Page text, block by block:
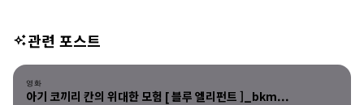
관련 포스트
영화
영화
아기 코끼리 칸의 위대한 모험 [ 블루 엘리펀트 ]_bkm...